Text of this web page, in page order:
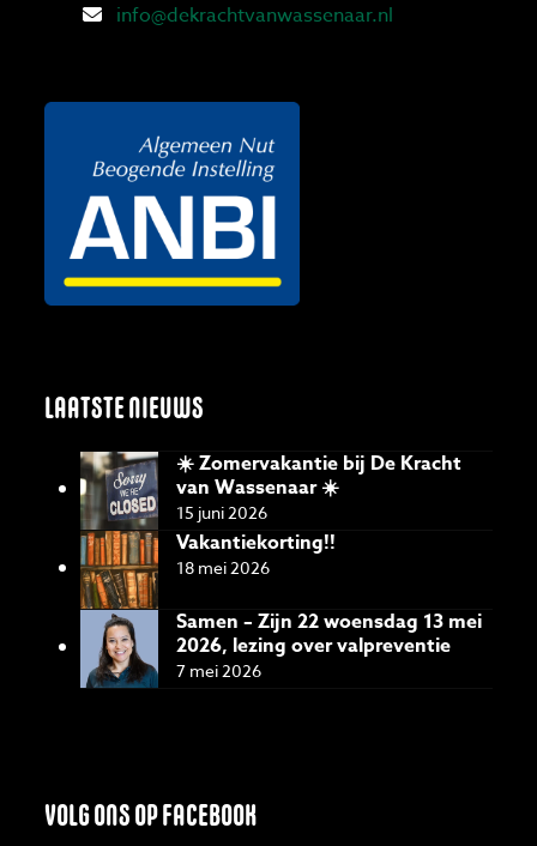
info@dekrachtvanwassenaar.nl
LAATSTE NIEUWS
☀️ Zomervakantie bij De Kracht
van Wassenaar ☀️
15 juni 2026
Vakantiekorting!!
18 mei 2026
Samen – Zijn 22 woensdag 13 mei
2026, lezing over valpreventie
7 mei 2026
VOLG ONS OP FACEBOOK